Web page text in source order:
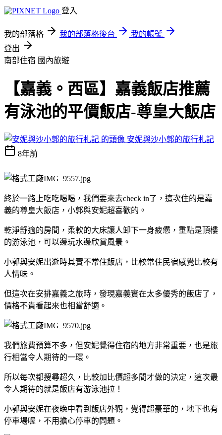
登入
我的部落格 我的部落格後台
我的帳號
登出
南部住宿 國內旅遊
【嘉義。西區】嘉義飯店推薦
有泳池的平價飯店-尊皇大飯店
安妮與沙小郭的旅行札記
8年前
終於一路上吃吃喝喝，我們要來去check in了，這次住的是嘉
義的尊皇大飯店，小郭與安妮超喜歡的。
乾淨舒適的房間，柔軟的大床讓人卸下一身疲憊，重點是頂樓
的游泳池，可以邊玩水邊欣賞風景。
小郭與安妮出遊時其實不常住飯店，比較常住民宿感覺比較有
人情味。
但這次在安排嘉義之旅時，發現嘉義實在太多優秀的飯店了，
價格不貴看起來也相當舒適。
我們旅費預算不多，但安妮覺得住宿的地方非常重要，也是旅
行相當令人期待的一環。
所以每次都搜尋超久，比較加比價超多間才做的決定，這次最
令人期待的就是飯店有游泳池拉！
小郭與安妮在夜晚中看到飯店外觀，覺得超豪華的，地下也有
停車場喔，不用擔心停車的問題。